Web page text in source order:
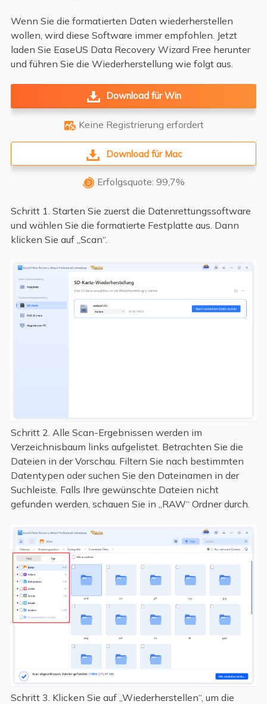
Wenn Sie die formatierten Daten wiederherstellen
wollen, wird diese Software immer empfohlen. Jetzt
laden Sie EaseUS Data Recovery Wizard Free herunter
und führen Sie die Wiederherstellung wie folgt aus.
Download für Win
 Keine Registrierung erfordert
Download für Mac
 Erfolgsquote: 99,7%
Schritt 1. Starten Sie zuerst die Datenrettungssoftware
und wählen Sie die formatierte Festplatte aus. Dann
klicken Sie auf „Scan“.
Schritt 2. Alle Scan-Ergebnissen werden im
Verzeichnisbaum links aufgelistet. Betrachten Sie die
Dateien in der Vorschau. Filtern Sie nach bestimmten
Datentypen oder suchen Sie den Dateinamen in der
Suchleiste. Falls Ihre gewünschte Dateien nicht
gefunden werden, schauen Sie in „RAW“ Ordner durch.
Schritt 3. Klicken Sie auf „Wiederherstellen“, um die